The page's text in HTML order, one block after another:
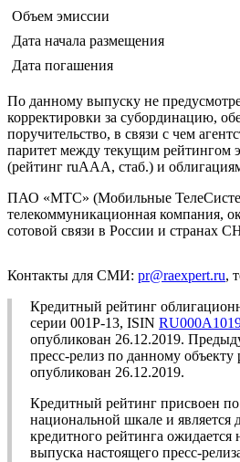
Объем эмиссии
Дата начала размещения
Дата погашения
По данному выпуску не
корректировки за субординацию,
поручительство, в связи с чем
паритет между текущим
(рейтинг ruAAA, стаб.) и
ПАО «МТС» (Мобильные
телекоммуникационная компания,
сотовой связи в России и странах
Контакты для СМИ: pr@raexpert.ru,
Кредитный рейтинг
серии 001P-13, ISIN
опубликован 26.12.2019.
пресс-релиз по данному объекту
опубликован 26.12.2019.
Кредитный рейтинг присвоен по
национальной шкале и
кредитного рейтинга ожидается
выпуска настоящего пресс-